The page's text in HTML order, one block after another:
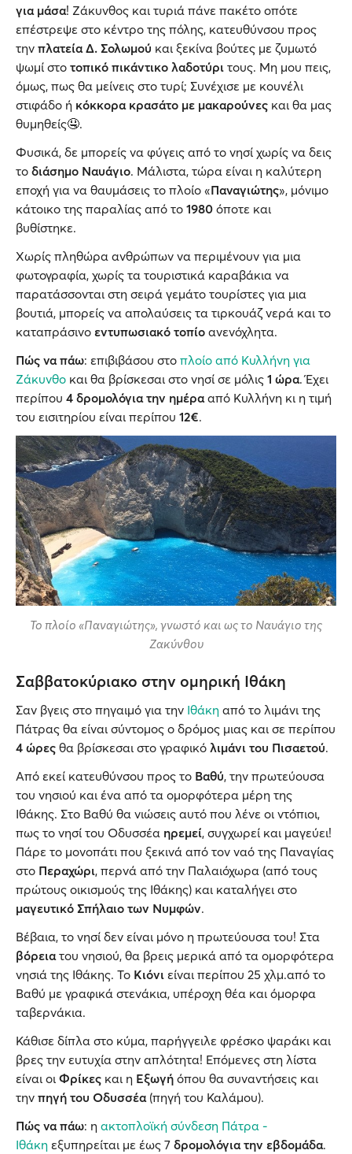
για μάσα! Ζάκυνθος και τυριά πάνε πακέτο οπότε
επέστρεψε στο κέντρο της πόλης, κατευθύνσου προς
την πλατεία Δ. Σολωμού και ξεκίνα βούτες με ζυμωτό
ψωμί στο τοπικό πικάντικο λαδοτύρι τους. Μη μου πεις,
όμως, πως θα μείνεις στο τυρί; Συνέχισε με κουνέλι
στιφάδο ή κόκκορα κρασάτο με μακαρούνες και θα μας
θυμηθείς🤤.
Φυσικά, δε μπορείς να φύγεις από το νησί χωρίς να δεις
το διάσημο Ναυάγιο. Μάλιστα, τώρα είναι η καλύτερη
εποχή για να θαυμάσεις το πλοίο «Παναγιώτης», μόνιμο
κάτοικο της παραλίας από το 1980 όποτε και
βυθίστηκε.
Χωρίς πληθώρα ανθρώπων να περιμένουν για μια
φωτογραφία, χωρίς τα τουριστικά καραβάκια να
παρατάσσονται στη σειρά γεμάτο τουρίστες για μια
βουτιά, μπορείς να απολαύσεις τα τιρκουάζ νερά και το
καταπράσινο εντυπωσιακό τοπίο ανενόχλητα.
Πώς να πάω: επιβιβάσου στο πλοίο από Κυλλήνη για
Ζάκυνθο και θα βρίσκεσαι στο νησί σε μόλις 1 ώρα. Έχει
περίπου 4 δρομολόγια την ημέρααπό Κυλλήνη κι η τιμή
του εισιτηρίου είναι περίπου 12€.
Το πλοίο «Παναγιώτης», γνωστό και ως το Ναυάγιο της
Ζακύνθου
Σαββατοκύριακο στην ομηρική Ιθάκη
Σαν βγεις στο πηγαιμό για την Ιθάκη από το λιμάνι της
Πάτρας θα είναι σύντομος ο δρόμος μιας και σε περίπου
4 ώρες θα βρίσκεσαι στο γραφικό λιμάνι του Πισαετού.
Από εκεί κατευθύνσου προς το Βαθύ, την πρωτεύουσα
του νησιού και ένα από τα ομορφότερα μέρη της
Ιθάκης. Στο Βαθύ θα νιώσεις αυτό που λένε οι ντόπιοι,
πως το νησί του Οδυσσέα ηρεμεί, συγχωρεί και μαγεύει!
Πάρε το μονοπάτι που ξεκινά από τον ναό της Παναγίας
στο Περαχώρι, περνά από την Παλαιόχωρα (από τους
πρώτους οικισμούς της Ιθάκης) και καταλήγει στο
μαγευτικό Σπήλαιο των Νυμφών.
Βέβαια, το νησί δεν είναι μόνο η πρωτεύουσα του! Στα
βόρειατου νησιού, θα βρεις μερικά από τα ομορφότερα
νησιά της Ιθάκης. Το Κιόνι είναι περίπου 25 χλμ.από το
Βαθύ με γραφικά στενάκια, υπέροχη θέα και όμορφα
ταβερνάκια.
Κάθισε δίπλα στο κύμα, παρήγγειλε φρέσκο ψαράκι και
βρες την ευτυχία στην απλότητα! Επόμενες στη λίστα
είναι οι Φρίκες και η Εξωγή όπου θα συναντήσεις και
την πηγή του Οδυσσέα(πηγή του Καλάμου).
Πώς να πάω: η ακτοπλοϊκή σύνδεση Πάτρα -
Ιθάκη εξυπηρείται με έως 7 δρομολόγια την εβδομάδα.